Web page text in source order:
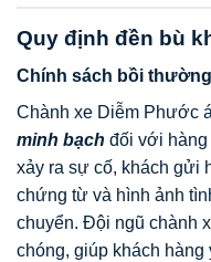
Quy định đền bù
Chính sách bồi
Chành xe Diễm Phước
minh bạch đối với hàng
xảy ra sự cố, khách gửi
chứng từ và hình ảnh
chuyển. Đội ngũ chành
chóng, giúp khách hàng